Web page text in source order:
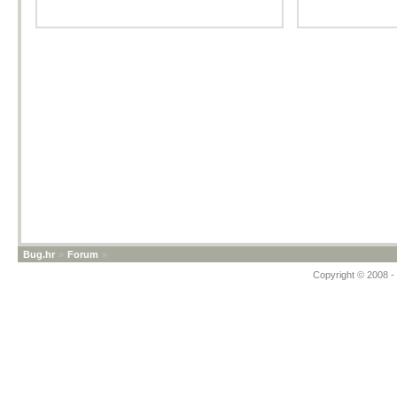
Bug.hr » Forum »
Copyright © 2008 -